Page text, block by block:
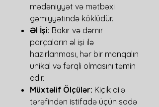
mədəniyyət və mətbəxi
gəmiyyətində köklüdür.
Əl İşi: Bakır və dəmir
parçaların əl işi ilə
hazırlanması, hər bir manqalın
unikal və fərqli olmasını təmin
edir.
Müxtəlif Ölçülər: Kiçik ailə
tərəfindən istifadə üçün sadə